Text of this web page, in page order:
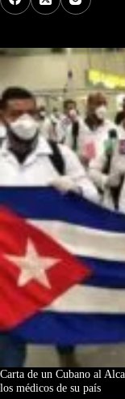
Carta de un Cubano al
los médicos de su país